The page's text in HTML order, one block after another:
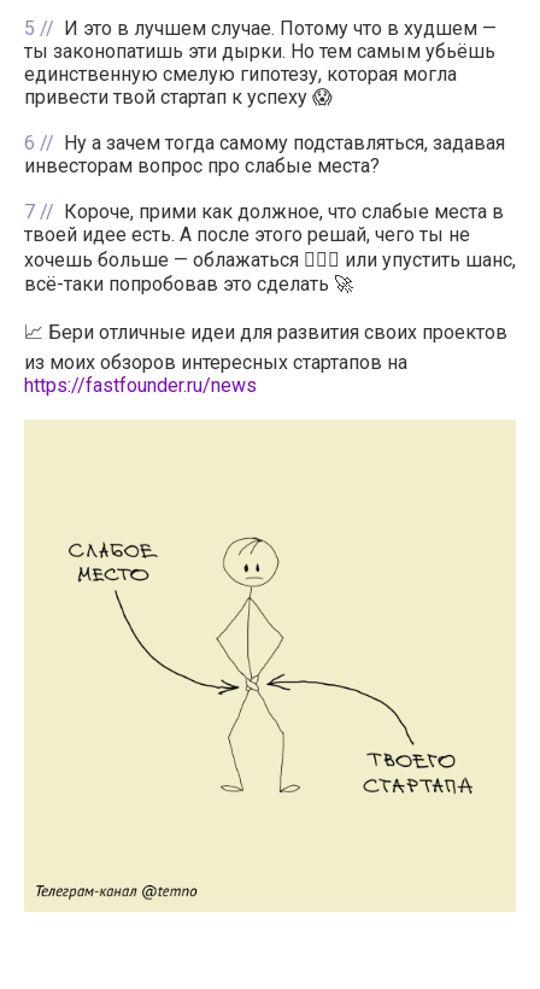
5
И это в лучшем случае. Потому что в худшем —
ты законопатишь эти дырки. Но тем самым убьёшь
единственную смелую гипотезу, которая могла
привести твой стартап к успеху 😱
6
Ну а зачем тогда самому подставляться, задавая
инвесторам вопрос про слабые места?
7
Короче, прими как должное, что слабые места в
твоей идее есть. А после этого решай, чего ты не
хочешь больше — облажаться 🤷🏻‍♂️ или упустить шанс,
всё-таки попробовав это сделать 🚀
📈 Бери отличные идеи для развития своих проектов
из моих обзоров интересных стартапов на
https://fastfounder.ru/news